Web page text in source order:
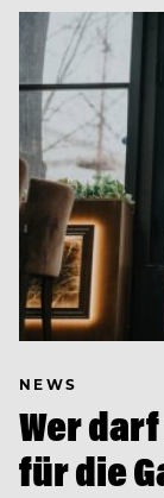
NEWS
Wer
für die